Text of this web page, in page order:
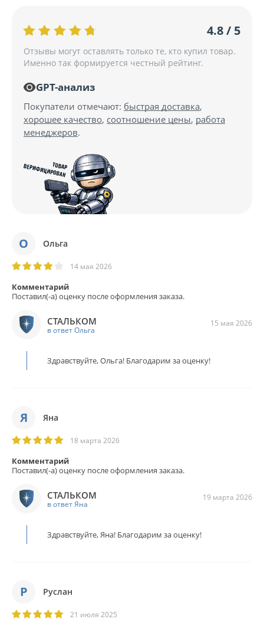
О Ольга
14 мая 2026
Комментарий
Поставил(-а) оценку после оформления заказа.
15 мая 2026
СТАЛЬКОМ
в ответ Ольга
Здравствуйте, Ольга! Благодарим за оценку!
Я Яна
18 марта 2026
Комментарий
Поставил(-а) оценку после оформления заказа.
19 марта 2026
СТАЛЬКОМ
в ответ Яна
Здравствуйте, Яна! Благодарим за оценку!
Р Руслан
21 июля 2025
4.8 / 5
Отзывы могут оставлять только те, кто купил товар.
Именно так формируется честный рейтинг.
GPT-анализ
Покупатели отмечают: быстрая доставка,
хорошее качество, соотношение цены, работа
менеджеров.